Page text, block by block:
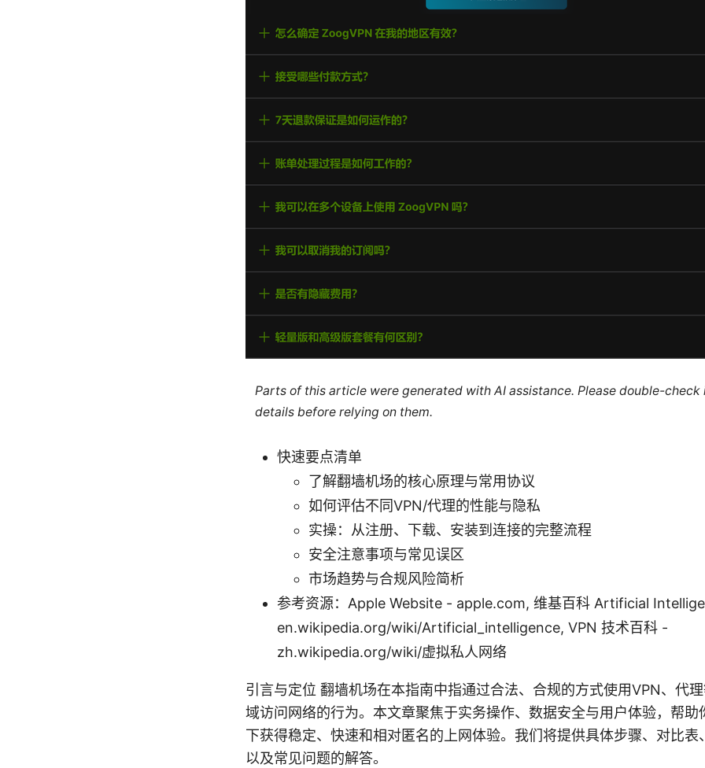
Parts of this article were generated with AI assistance. Please double-
details before relying on them.
快速要点清单
了解翻墙机场的核心原理与常用协议
如何评估不同VPN/代理的性能与隐私
实操：从注册、下载、安装到连接的完整流程
安全注意事项与常见误区
市场趋势与合规风险简析
参考资源：Apple Website - apple.com, 维基百科 Artificial
en.wikipedia.org/wiki/Artificial_intelligence, VPN 技术百科 -
zh.wikipedia.org/wiki/虚拟私人网络
引言与定位 翻墙机场在本指南中指通过合法、合规的方式使用VPN、代
域访问网络的行为。本文章聚焦于实务操作、数据安全与用户体验，帮助
下获得稳定、快速和相对匿名的上网体验。我们将提供具体步骤、对比表
以及常见问题的解答。